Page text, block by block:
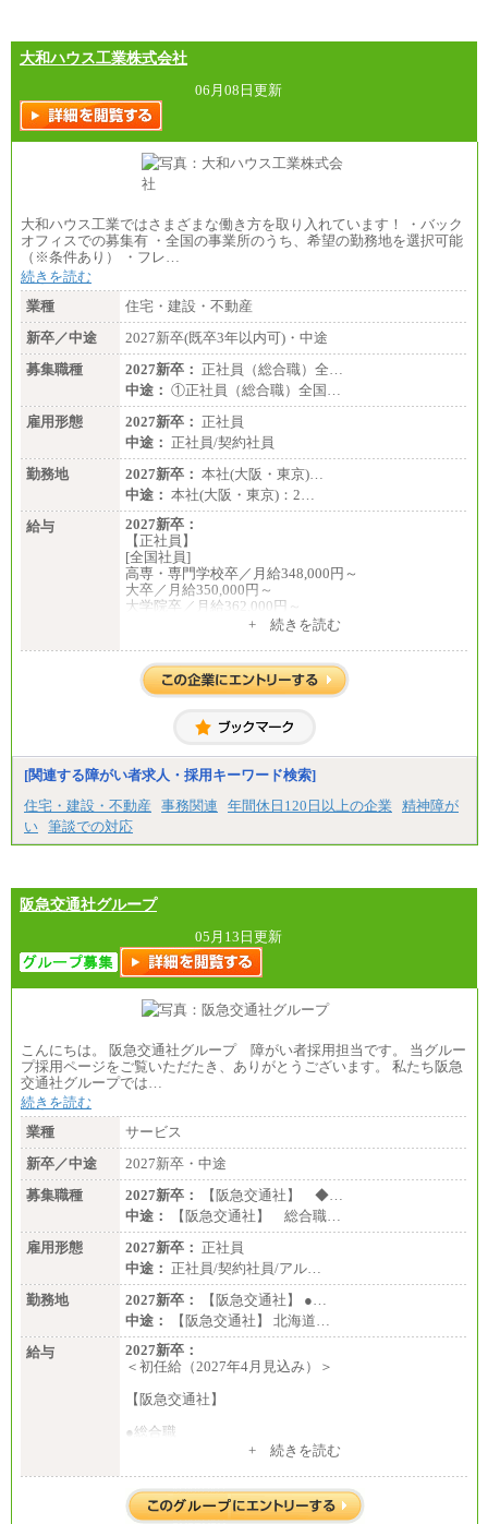
大和ハウス工業株式会社
06月08日更新
大和ハウス工業ではさまざまな働き方を取り入れています！ ・バック
オフィスでの募集有 ・全国の事業所のうち、希望の勤務地を選択可能
（※条件あり） ・フレ…
続きを読む
業種
住宅・建設・不動産
新卒／中途
2027新卒(既卒3年以内可)・中途
募集職種
2027新卒： 正社員（総合職）全…
中途： ①正社員（総合職）全国…
雇用形態
2027新卒： 正社員
中途： 正社員/契約社員
勤務地
2027新卒： 本社(大阪・東京)…
中途： 本社(大阪・東京)：2…
給与
2027新卒：
【正社員】
[全国社員]
高専・専門学校卒／月給348,000円～
大卒／月給350,000円～
大学院卒／月給362,000円～
[地域社員]月給295,000円～
【正社員】
[全国社員]月給348,000円～
[地域社員]月給295,000円～
【契約社員】月給200,000円～
+ 続きを読む
[関連する障がい者求人・採用キーワード検索]
住宅・建設・不動産
事務関連 年間休日120日以上の企業
精神障が
い 筆談での対応
阪急交通社グループ
05月13日更新
こんにちは。 阪急交通社グループ 障がい者採用担当です。 当グルー
プ採用ページをご覧いただたき、ありがとうございます。 私たち阪急
交通社グループでは…
続きを読む
業種
サービス
新卒／中途
2027新卒・中途
募集職種
2027新卒：
【阪急交通社】 ◆…
中途：
【阪急交通社】 総合職…
雇用形態
2027新卒： 正社員
中途： 正社員/契約社員/アル…
勤務地
2027新卒：
【阪急交通社】 ●…
中途：
【阪急交通社】 北海道…
給与
2027新卒：
＜初任給（2027年4月見込み）＞
【阪急交通社】
●総合職
(※3)、239,000円(※4)、237,000円（※5）
・専門・短大卒
+ 続きを読む